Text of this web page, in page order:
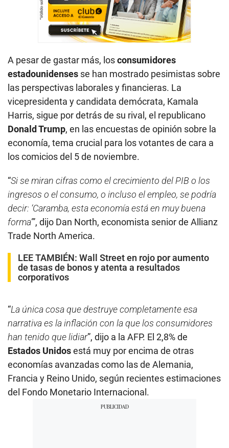
A pesar de gastar más, losconsumidores
estadounidenses se han mostrado pesimistas sobre
las perspectivas laborales y financieras. La
vicepresidenta y candidata demócrata, Kamala
Harris, sigue por detrás de su rival, el republicano
Donald Trump, en las encuestas de opinión sobre la
economía, tema crucial para los votantes de cara a
los comicios del 5 de noviembre.
“Si se miran cifras como el crecimiento del PIB o los
ingresos o el consumo, o incluso el empleo, se podría
decir: ‘Caramba, esta economía está en muy buena
forma’”, dijo Dan North, economista senior de Allianz
Trade North America.
LEE TAMBIÉN: Wall Street en rojo por aumento
de tasas de bonos y atenta a resultados
corporativos
“La única cosa que destruye completamente esa
narrativa es la inflación con la que los consumidores
han tenido que lidiar”, dijo a la AFP. El 2,8% de
Estados Unidosestá muy por encima de otras
economías avanzadas como las de Alemania,
Francia y Reino Unido, según recientes estimaciones
del Fondo Monetario Internacional.